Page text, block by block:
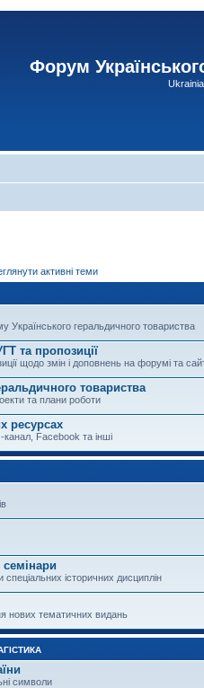
Форум
активні теми
Українського геральдичного товариства
та пропозиції
щодо змін і доповнень на форумі та
товариства
та плани роботи
ресурсах
Facebook та інші
спеціальних історичних дисциплін
нових тематичних видань
символи